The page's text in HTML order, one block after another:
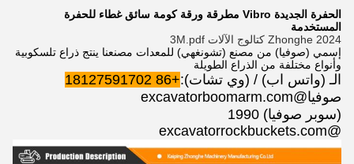
الحفرة الجديدة Vibro مطرقة ورقة كومة سائق غطاء للحفرة
المستخدمة
2024 Zhonghe كتالوج الآلات 3M.pdf
إسمي (صوفيا) من مصنع (تشونغهي) للمعدات مصنعنا ينتج ذراع تلسكوبية
وأنواع مختلفة من الذراع الطويلة
الـ (واتس اب) / (وي تشات):+86 18127591702
صوفيا@excavatorboomarm.com
(سوبر صوفيا) 1990
@excavatorrockbuckets.com